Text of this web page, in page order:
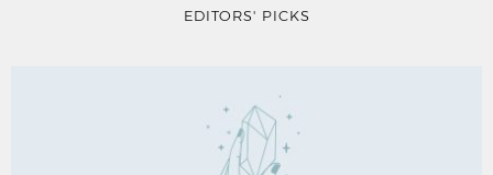
EDITORS' PICKS